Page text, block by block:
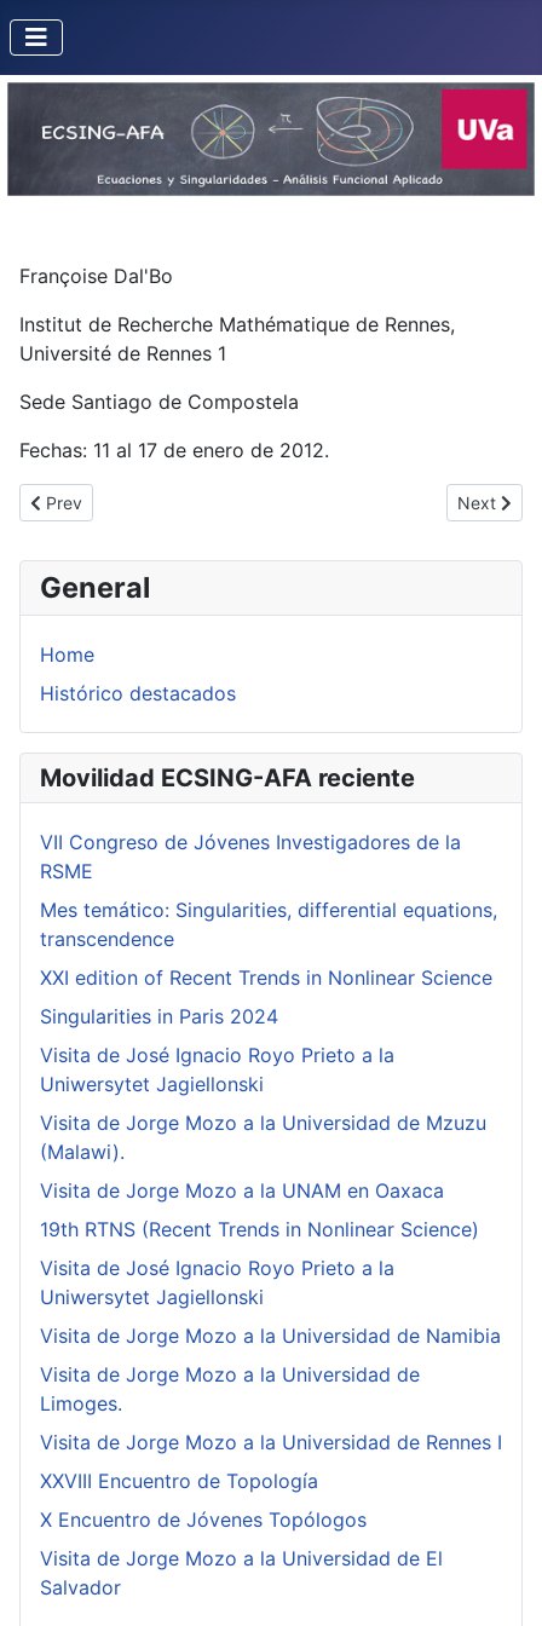
General
Home
Histórico destacados
Movilidad ECSING-AFA reciente
VII Congreso de Jóvenes Investigadores de la
RSME
Mes temático: Singularities, differential equations,
transcendence
XXI edition of Recent Trends in Nonlinear Science
Singularities in Paris 2024
Visita de José Ignacio Royo Prieto a la
Uniwersytet Jagiellonski
Visita de Jorge Mozo a la Universidad de Mzuzu
(Malawi).
Visita de Jorge Mozo a la UNAM en Oaxaca
19th RTNS (Recent Trends in Nonlinear Science)
Visita de José Ignacio Royo Prieto a la
Uniwersytet Jagiellonski
Visita de Jorge Mozo a la Universidad de Namibia
Visita de Jorge Mozo a la Universidad de
Limoges.
Visita de Jorge Mozo a la Universidad de Rennes I
XXVIII Encuentro de Topología
X Encuentro de Jóvenes Topólogos
Visita de Jorge Mozo a la Universidad de El
Salvador
Françoise Dal'Bo
Institut de Recherche Mathématique de Rennes,
Université de Rennes 1
Sede Santiago de Compostela
Fechas: 11 al 17 de enero de 2012.
Previous article: Samuel Petite
Prev Next
Next